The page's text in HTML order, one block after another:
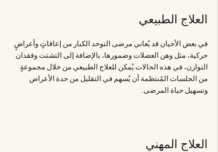
العلاج الطبيعي
في بعض الأحيان قد يُعاني مرضى التوحد الكبار من إعاقاتٍ وأعراضٍ
حركية، مثل وهن العضلات وضمورها، بالإضافة إلى التشتت وفقدان
التوازن، في هذه الحالات يُمكن للعلاج الطبيعي من خلال مجموعةٍ
من الجلسات المُنتظمة أن يُسهم في التقليل من حدة الأعراض
وتسهيل حياة المرضى.
العلاج المهني